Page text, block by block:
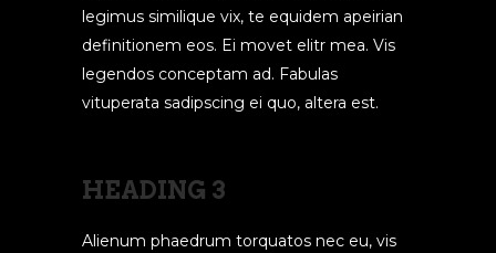
legimus similique vix, te equidem apeirian
definitionem eos. Ei movet elitr mea. Vis
legendos conceptam ad. Fabulas
vituperata sadipscing ei quo, altera est.
HEADING 3
Alienum phaedrum torquatos nec eu, vis